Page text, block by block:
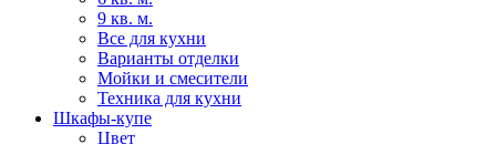
9 кв. м.
Все для кухни
Варианты отделки
Мойки и смесители
Техника для кухни
Шкафы-купе
Цвет